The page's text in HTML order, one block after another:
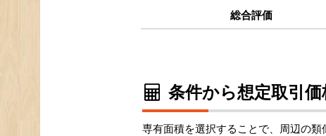
総合評価
条件から想定取引
専有面積を選択することで、周辺の